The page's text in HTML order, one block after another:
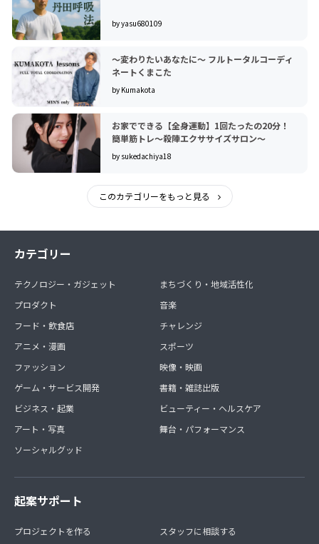
by yasu680109
〜変わりたいあなたに〜 フルトータルコーディ
ネートくまこた
by Kumakota
お家でできる【全身運動】1回たったの20分！
簡単筋トレ～殺陣エクササイズサロン～
by sukedachiya18
このカテゴリーをもっと見る
カテゴリー
テクノロジー・ガジェット
プロダクト
フード・飲食店
アニメ・漫画
ファッション
ゲーム・サービス開発
ビジネス・起業
アート・写真
ソーシャルグッド
まちづくり・地域活性化
音楽
チャレンジ
スポーツ
映像・映画
書籍・雑誌出版
ビューティー・ヘルスケア
舞台・パフォーマンス
起案サポート
プロジェクトを作る
スタッフに相談する